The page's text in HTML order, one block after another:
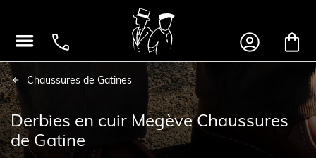
   
Chaussures de Gatines
Derbies en cuir Megève Chaussures
de Gatine